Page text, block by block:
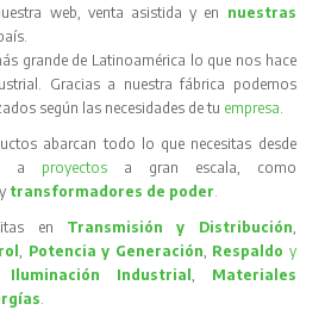
web, venta asistida y en nuestras
grande de Latinoamérica lo que nos hace
Gracias a nuestra fábrica podemos
según las necesidades de tu empresa.
abarcan todo lo que necesitas desde
a proyectos
a gran escala, como
y transformadores de poder.
en Transmisión y Distribución,
, Potencia y Generación, Respaldo y
Iluminación Industrial , Materiales
.